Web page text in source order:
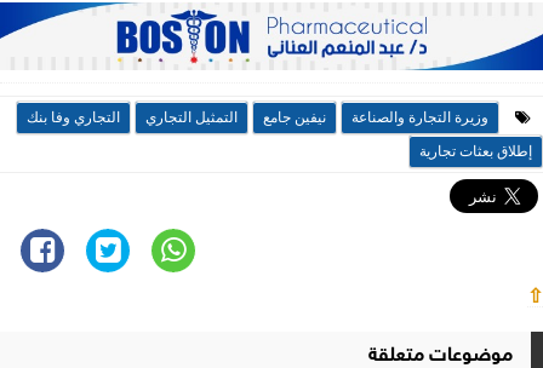
وزيرة التجارة والصناعة نيفين جامع التمثيل التجاري
التجاري وفا بنك
إطلاق بعثات تجارية
⇧
موضوعات متعلقة